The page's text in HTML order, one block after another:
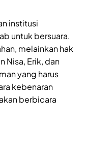
institusi
untuk bersuara.
melainkan hak
Nisa, Erik, dan
yang harus
kebenaran
berbicara